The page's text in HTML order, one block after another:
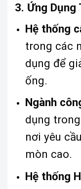
3. Ứng Dụng
Hệ thống
trong các
dụng để
ống.
Ngành
dụng
nơi yêu
mòn cao.
Hệ thống